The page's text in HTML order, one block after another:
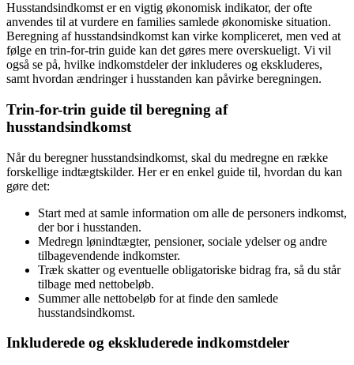
Husstandsindkomst er en vigtig økonomisk indikator, der ofte
anvendes til at vurdere en families samlede økonomiske situation.
Beregning af husstandsindkomst kan virke kompliceret, men ved at
følge en trin-for-trin guide kan det gøres mere overskueligt. Vi vil
også se på, hvilke indkomstdeler der inkluderes og ekskluderes,
samt hvordan ændringer i husstanden kan påvirke beregningen.
Trin-for-trin guide til beregning af
husstandsindkomst
Når du beregner husstandsindkomst, skal du medregne en række
forskellige indtægtskilder. Her er en enkel guide til, hvordan du kan
gøre det:
Start med at samle information om alle de personers indkomst,
der bor i husstanden.
Medregn lønindtægter, pensioner, sociale ydelser og andre
tilbagevendende indkomster.
Træk skatter og eventuelle obligatoriske bidrag fra, så du står
tilbage med nettobeløb.
Summer alle nettobeløb for at finde den samlede
husstandsindkomst.
Inkluderede og ekskluderede indkomstdeler